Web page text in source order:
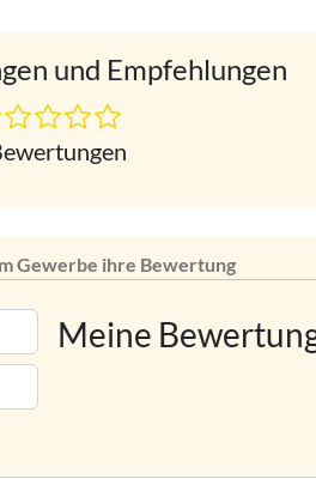
und Empfehlungen
Gewerbe ihre Bewertung
Meine